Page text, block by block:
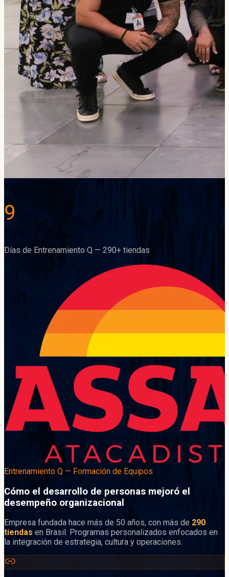
9
Días de Entrenamiento Q — 290+ tiendas
Entrenamiento Q — Formación de Equipos
Cómo el desarrollo de personas mejoró el
desempeño organizacional
Empresa fundada hace más de 50 años, con más de 290
tiendas en Brasil. Programas personalizados enfocados en
la integración de estrategia, cultura y operaciones.